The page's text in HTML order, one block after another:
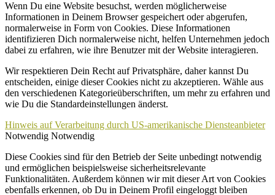
Wenn Du eine Website besuchst, werden möglicherweise
Informationen in Deinem Browser gespeichert oder abgerufen,
normalerweise in Form von Cookies. Diese Informationen
identifizieren Dich normalerweise nicht, helfen Unternehmen jedoch
dabei zu erfahren, wie ihre Benutzer mit der Website interagieren.
Wir respektieren Dein Recht auf Privatsphäre, daher kannst Du
entscheiden, einige dieser Cookies nicht zu akzeptieren. Wähle aus
den verschiedenen Kategorieüberschriften, um mehr zu erfahren und
wie Du die Standardeinstellungen änderst.
Hinweis auf Verarbeitung durch US-amerikanische Diensteanbieter
Notwendig Notwendig
Diese Cookies sind für den Betrieb der Seite unbedingt notwendig
und ermöglichen beispielsweise sicherheitsrelevante
Funktionalitäten. Außerdem können wir mit dieser Art von Cookies
ebenfalls erkennen, ob Du in Deinem Profil eingeloggt bleiben